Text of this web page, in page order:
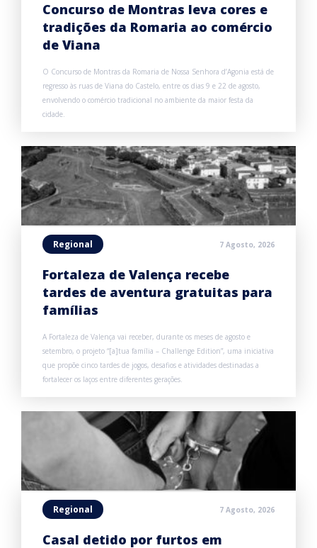
Concurso de Montras leva cores e
tradições da Romaria ao comércio
de Viana
O Concurso de Montras da Romaria de Nossa Senhora d’Agonia está de
regresso às ruas de Viana do Castelo, entre os dias 9 e 22 de agosto,
envolvendo o comércio tradicional no ambiente da maior festa da
cidade.
Regional 7 Agosto, 2026
Fortaleza de Valença recebe
tardes de aventura gratuitas para
famílias
A Fortaleza de Valença vai receber, durante os meses de agosto e
setembro, o projeto “[a]tua família – Challenge Edition”, uma iniciativa
que propõe cinco tardes de jogos, desafios e atividades destinadas a
fortalecer os laços entre diferentes gerações.
Regional 7 Agosto, 2026
Casal detido por furtos em